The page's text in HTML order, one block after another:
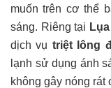
muốn trên cơ thể
sáng. Riêng tại
dịch vụ triệt lông
lạnh sử dụng ánh
không gây nóng rát